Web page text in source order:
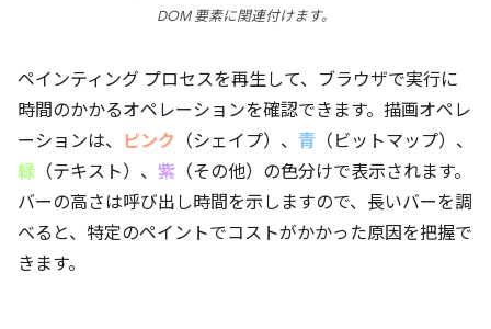
DOM 要素に関連付けます。
ペインティング プロセスを再生して、ブラウザで実行に
時間のかかるオペレーションを確認できます。描画オペレ
ーションは、 ピンク （シェイプ）、 青 （ビットマップ）、
緑 （テキスト）、 紫 （その他）の色分けで表示されます。
バーの高さは呼び出し時間を示しますので、長いバーを調
べると、特定のペイントでコストがかかった原因を把握で
きます。